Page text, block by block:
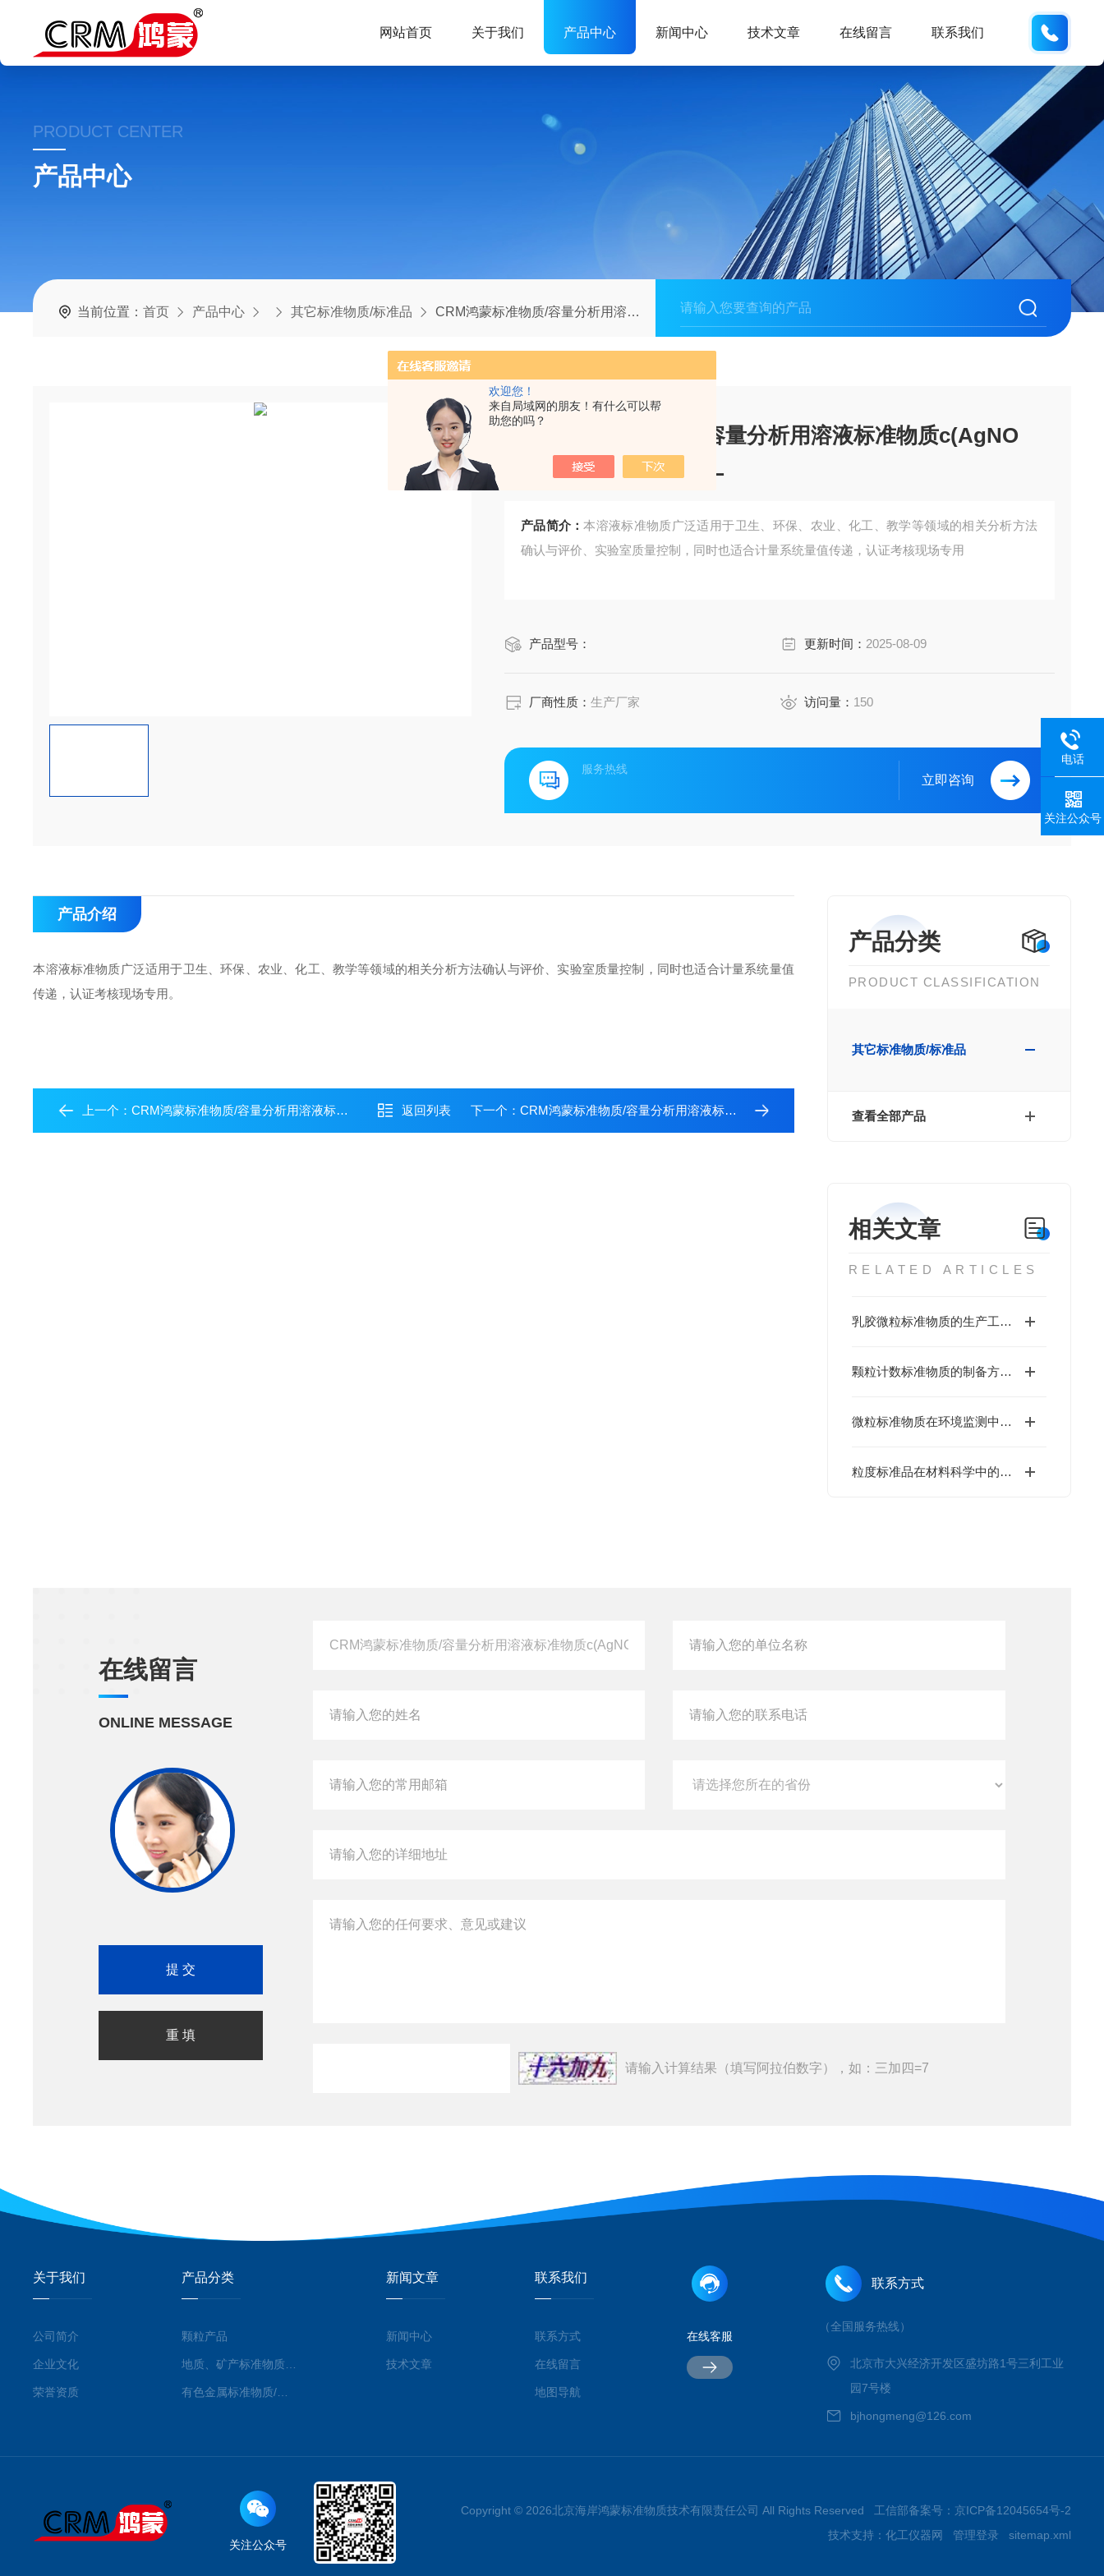
欢迎您！
来自局域网的朋友！有什么可以帮
助您的吗？
网站首页 关于我们 产品中心 新闻中心 技术文章 在线留言 联系我们
PRODUCT CENTER
产品中心
当前位置：首页 产品中心 其它标准物质/标准品 CRM鸿蒙标准物质/容量分析用溶液标准物质c(AgNO3)：0.05mol/L500mL
CRM鸿蒙标准物质/容量分析用溶液标准物质c(AgNO
3)：0.05mol/L500mL
产品简介：本溶液标准物质广泛适用于卫生、环保、农业、化工、教学等领域的相关分析方法
确认与评价、实验室质量控制，同时也适合计量系统量值传递，认证考核现场专用
产品型号： 更新时间： 2025-08-09
厂商性质：生产厂家 访问量： 150
服务热线
立即咨询
产品分类
PRODUCT CLASSIFICATION
其它标准物质/标准品
查看全部产品
相关文章
RELATED ARTICLES
乳胶微粒标准物质的生产工艺与优化
颗粒计数标准物质的制备方法与性能分析
微粒标准物质在环境监测中的应用
粒度标准品在材料科学中的重要性
产品介绍
本溶液标准物质广泛适用于卫生、环保、农业、化工、教学等领域的相关分析方法确认与评价、实验室质量控制，同时也适合计量系统量值
传递，认证考核现场专用。
上一个：CRM鸿蒙标准物质/容量分析用溶液标准物质c(AgNO3)：0.05mol/L45mL 返回列表 下一个： CRM鸿蒙标准物质/容量分析用溶液标准物质c(AgNO3)： 0.01mol/L100mL
在线留言
ONLINE MESSAGE
请输入计算结果（填写阿拉伯数字），如：三加四=7
关于我们
公司简介
企业文化
荣誉资质
产品分类
颗粒产品
有色金属标准物质/标准品
新闻文章
新闻中心
技术文章
联系我们
联系方式
在线留言
地图导航
在线客服
联系方式
（全国服务热线）
北京市大兴经济开发区盛坊路1号三利工业
园7号楼
bjhongmeng@126.com
关注公众号
Copyright © 2026北京海岸鸿蒙标准物质技术有限责任公司 All Rights Reserved 工信部备案号： 京ICP备12045654号-2
技术支持： 化工仪器网 管理登录 sitemap.xml
电话
关注公众号